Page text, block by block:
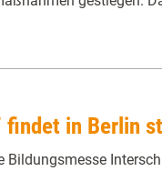
findet in Berlin
Bildungsmesse